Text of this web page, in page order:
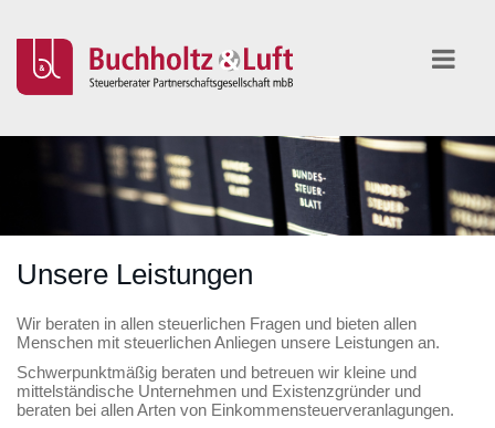
Unsere Leistungen
Wir beraten in allen steuerlichen Fragen und bieten allen
Menschen mit steuerlichen Anliegen unsere Leistungen an.
Schwerpunktmäßig beraten und betreuen wir kleine und
mittelständische Unternehmen und Existenzgründer und
beraten bei allen Arten von Einkommensteuerveranlagungen.